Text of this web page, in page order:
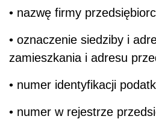
• nazwę firmy
• oznaczenie siedziby i
zamieszkania i adresu
• numer identyfikacji
• numer w rejestrze